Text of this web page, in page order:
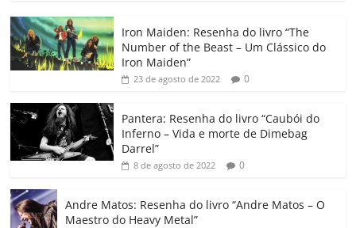
c
e
b
o
o
k
itt
er
at
s
A
p
e
dI
gl
e
Cl
a
ss
ro
o
p
y
Li
k
m
p
h
ar
Iron Maiden: Resenha do livro “The
Number of the Beast – Um Clássico do
Iron Maiden”
23 de agosto de 2022 0
Pantera: Resenha do livro “Caubói do
Inferno – Vida e morte de Dimebag
Darrel”
8 de agosto de 2022 0
Andre Matos: Resenha do livro “Andre Matos – O
Maestro do Heavy Metal”